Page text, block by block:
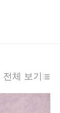
전체 보기